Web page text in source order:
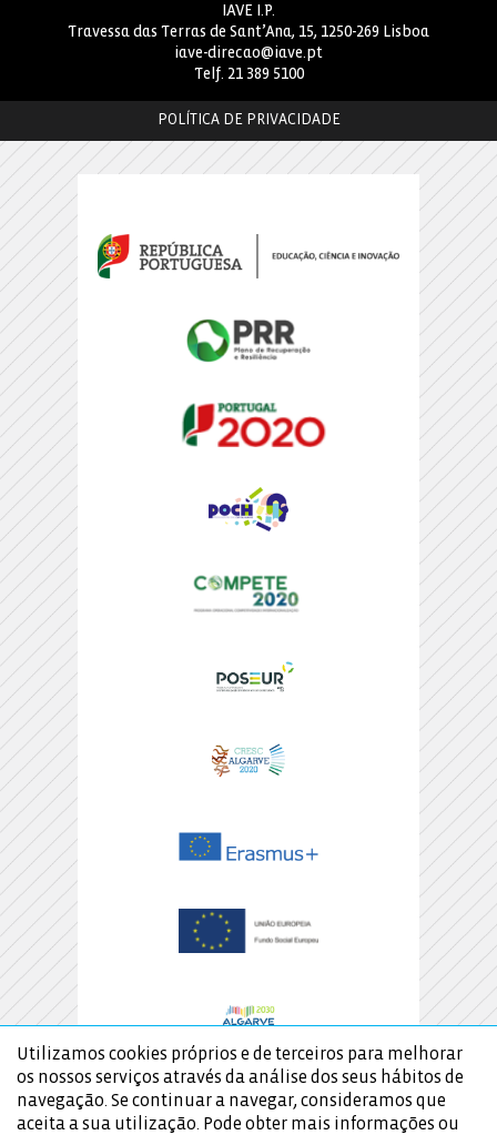
IAVE I.P.
Travessa das Terras de Sant’Ana, 15, 1250-269 Lisboa
iave-direcao@iave.pt
Telf. 21 389 5100
POLÍTICA DE PRIVACIDADE
Utilizamos cookies próprios e de terceiros para melhorar
os nossos serviços através da análise dos seus hábitos de
navegação. Se continuar a navegar, consideramos que
aceita a sua utilização. Pode obter mais informações ou